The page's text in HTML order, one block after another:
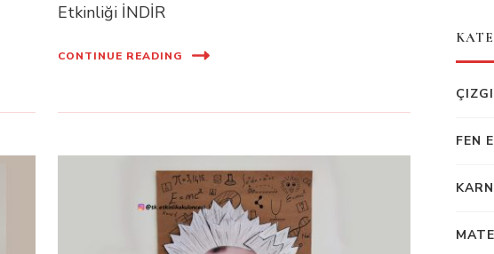
Etkinliği İNDİR
CONTINUE READING
FEN